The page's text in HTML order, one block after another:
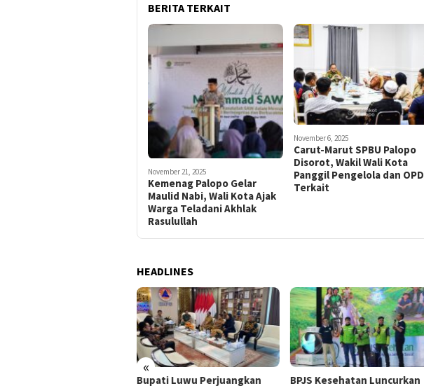
BERITA TERKAIT
November 21, 2025
Kemenag Palopo Gelar
Maulid Nabi, Wali Kota Ajak
Warga Teladani Akhlak
Rasulullah
November 6, 2025
Carut-Marut SPBU Palopo
Disorot, Wakil Wali Kota
Panggil Pengelola dan OPD
Terkait
HEADLINES
«
Bupati Luwu Perjuangkan
BPJS Kesehatan Luncurkan